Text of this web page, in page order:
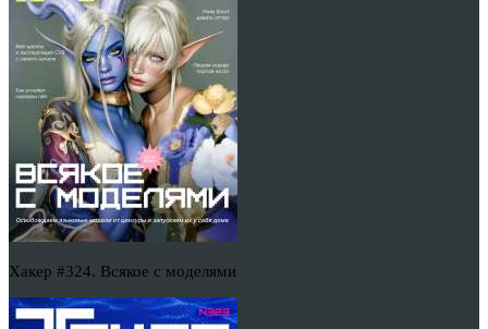
Хакер #324. Всякое с моделями